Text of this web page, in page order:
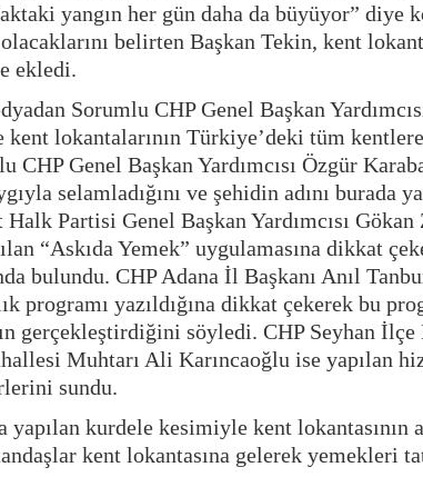
yangın her gün daha da büyüyor” diye
olacaklarını belirten Başkan Tekin, kent
ekledi.
Sorumlu CHP Genel Başkan
lokantalarının Türkiye’deki tüm
CHP Genel Başkan Yardımcısı Özgür
selamladığını ve şehidin adını burada
Partisi Genel Başkan Yardımcısı Gökan
“Askıda Yemek” uygulamasına dikkat
bulundu. CHP Adana İl Başkanı Anıl
programı yazıldığına dikkat çekerek bu
gerçekleştirdiğini söyledi. CHP Seyhan İlçe
Muhtarı Ali Karıncaoğlu ise yapılan
sundu.
yapılan kurdele kesimiyle kent lokantasının
kent lokantasına gelerek yemekleri